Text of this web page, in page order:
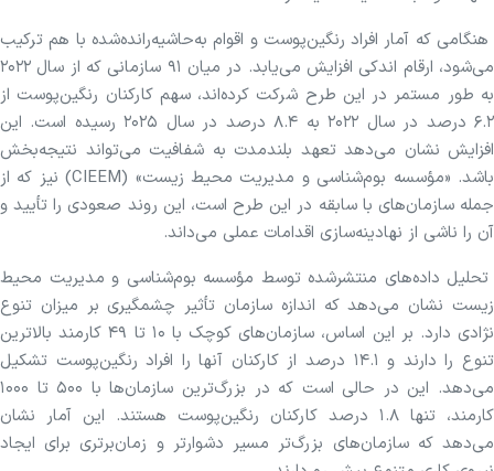
هنگامی که آمار افراد رنگین‌پوست و اقوام به‌حاشیه‌رانده‌شده با هم ترکیب
می‌شود، ارقام اندکی افزایش می‌یابد. در میان ۹۱ سازمانی که از سال ۲۰۲۲
به طور مستمر در این طرح شرکت کرده‌اند، سهم کارکنان رنگین‌پوست از
۶.۲ درصد در سال ۲۰۲۲ به ۸.۴ درصد در سال ۲۰۲۵ رسیده است. این
افزایش نشان می‌دهد تعهد بلندمدت به شفافیت می‌تواند نتیجه‌بخش
باشد. «مؤسسه بوم‌شناسی و مدیریت محیط زیست» (CIEEM) نیز که از
جمله سازمان‌های با سابقه در این طرح است، این روند صعودی را تأیید و
آن را ناشی از نهادینه‌سازی اقدامات عملی می‌داند.
تحلیل داده‌های منتشرشده توسط مؤسسه بوم‌شناسی و مدیریت محیط
زیست نشان می‌دهد که اندازه سازمان تأثیر چشمگیری بر میزان تنوع
نژادی دارد. بر این اساس، سازمان‌های کوچک با ۱۰ تا ۴۹ کارمند بالاترین
تنوع را دارند و ۱۴.۱ درصد از کارکنان آنها را افراد رنگین‌پوست تشکیل
می‌دهد. این در حالی است که در بزرگ‌ترین سازمان‌ها با ۵۰۰ تا ۱۰۰۰
کارمند، تنها ۱.۸ درصد کارکنان رنگین‌پوست هستند. این آمار نشان
می‌دهد که سازمان‌های بزرگ‌تر مسیر دشوارتر و زمان‌برتری برای ایجاد